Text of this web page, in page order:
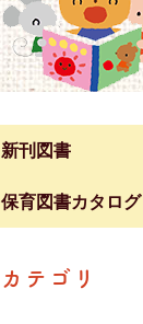
新刊図書
保育図書カタログ
カテゴリ